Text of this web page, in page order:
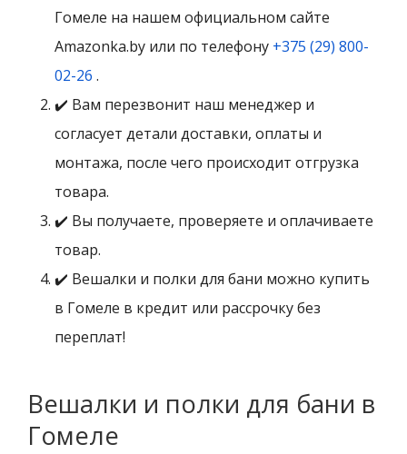
Гомеле на нашем официальном сайте
Amazonka.by или по телефону +375 (29) 800-
02-26 .
✔️ Вам перезвонит наш менеджер и
согласует детали доставки, оплаты и
монтажа, после чего происходит отгрузка
товара.
✔️ Вы получаете, проверяете и оплачиваете
товар.
✔️ Вешалки и полки для бани можно купить
в Гомеле в кредит или рассрочку без
переплат!
Вешалки и полки для бани в
Гомеле